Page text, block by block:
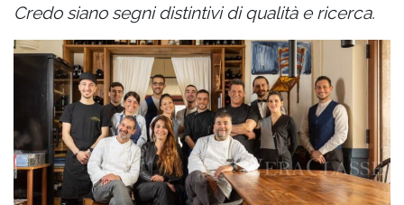
Credo siano segni distintivi di qualità e ricerca.